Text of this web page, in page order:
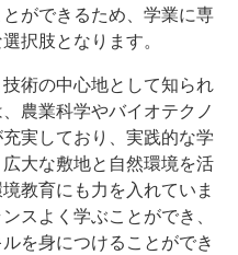
ができるため、学業に専
択肢となります。
術の中心地として知られ
農業科学やバイオテクノ
実しており、実践的な学
大な敷地と自然環境を活
教育にも力を入れていま
スよく学ぶことができ、
を身につけることができ